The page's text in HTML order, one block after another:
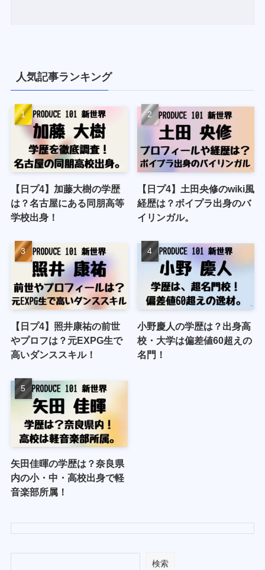
人気記事ランキング
【日プ4】加藤大樹の学歴
は？名古屋にある同朋高等
学校出身！
【日プ4】土田央修のwiki風
経歴は？ボイプラ出身のバ
イリンガル。
【日プ4】照井康祐の前世
やプロフは？元EXPG生で
高いダンススキル！
小野慶人の学歴は？出身高
校・大学は偏差値60超えの
名門！
矢田佳暉の学歴は？奈良県
内の小・中・高校出身で軽
音楽部所属！
検索